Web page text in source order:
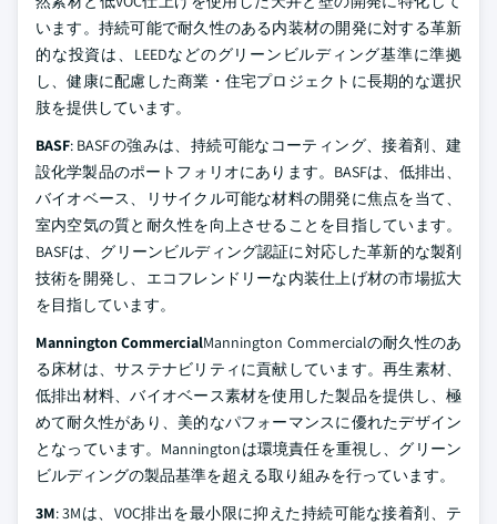
います。持続可能で耐久性のある内装材の開発に対する革新
的な投資は、LEEDなどのグリーンビルディング基準に準拠
し、健康に配慮した商業・住宅プロジェクトに長期的な選択
肢を提供しています。
BASF: BASFの強みは、持続可能なコーティング、接着剤、建
設化学製品のポートフォリオにあります。BASFは、低排出、
バイオベース、リサイクル可能な材料の開発に焦点を当て、
室内空気の質と耐久性を向上させることを目指しています。
BASFは、グリーンビルディング認証に対応した革新的な製剤
技術を開発し、エコフレンドリーな内装仕上げ材の市場拡大
を目指しています。
Mannington CommercialMannington Commercialの耐久性のあ
る床材は、サステナビリティに貢献しています。再生素材、
低排出材料、バイオベース素材を使用した製品を提供し、極
めて耐久性があり、美的なパフォーマンスに優れたデザイン
となっています。Manningtonは環境責任を重視し、グリーン
ビルディングの製品基準を超える取り組みを行っています。
3M: 3Mは、VOC排出を最小限に抑えた持続可能な接着剤、テ